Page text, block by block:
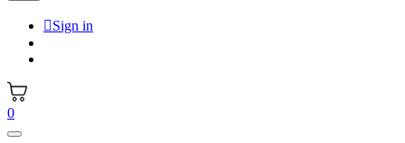
Sign in
0